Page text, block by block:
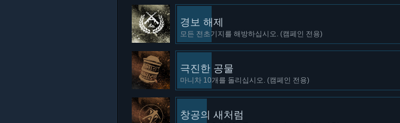
경보 해제
모든 전초기지를 해방하십시오. (캠페인 전용)
극진한 공물
마니차 10개를 돌리십시오. (캠페인 전용)
창공의 새처럼